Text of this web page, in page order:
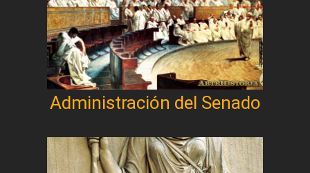
Administración del Senado